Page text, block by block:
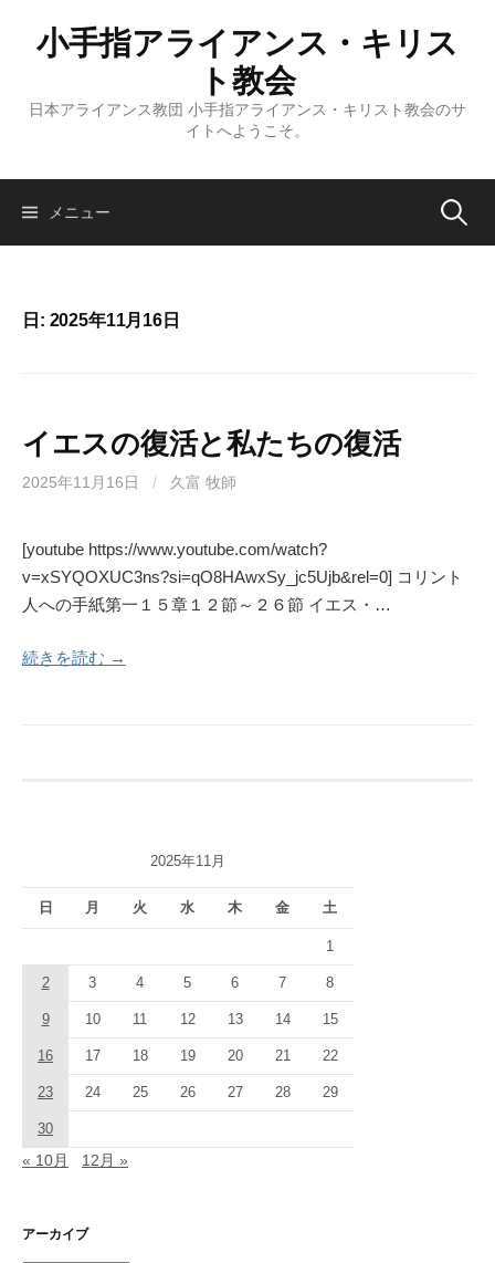
ス
小手指アライアンス・キリス
ト教会
日本アライアンス教団 小手指アライアンス・キリスト教会のサ
イトへようこそ。
メニュー 検
日: 2025年11月16日
イエスの復活と私たちの復活
2025年11月16日 / 久富 牧師
[youtube https://www.youtube.com/watch?
v=xSYQOXUC3ns?si=qO8HAwxSy_jc5Ujb&rel=0] コリント
人への手紙第一１５章１２節～２６節 イエス・…
続きを読む →
2025年11月
日 月 火 水 木 金 土
1
2 3 4 5 6 7 8
9 10 11 12 13 14 15
16 17 18 19 20 21 22
23 24 25 26 27 28 29
30
« 10月 12月 »
アーカイブ